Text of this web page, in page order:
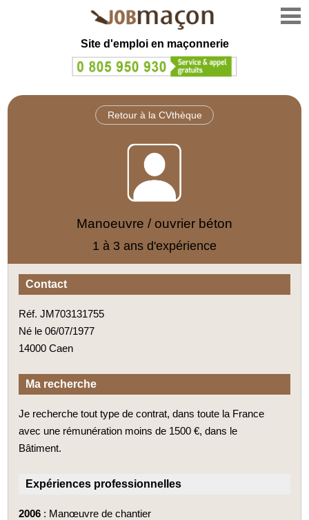
Site d'emploi en maçonnerie
Retour à la CVthèque
Manoeuvre / ouvrier béton
1 à 3 ans d'expérience
Contact
Réf. JM703131755
Né le 06/07/1977
14000 Caen
Ma recherche
Je recherche tout type de contrat, dans toute la France
avec une rémunération moins de 1500 €, dans le
Bâtiment.
Expériences professionnelles
2006 : Manœuvre de chantier